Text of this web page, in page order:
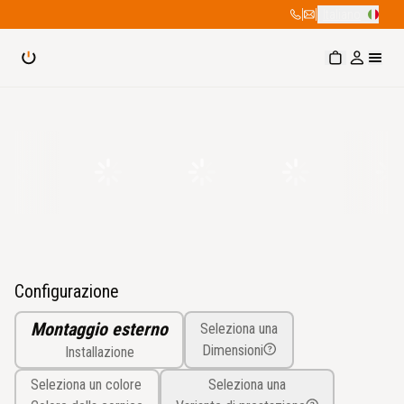
| |
Configurazione
Montaggio esterno
Installazione
Seleziona una
Dimensioni
Seleziona un colore
Seleziona una